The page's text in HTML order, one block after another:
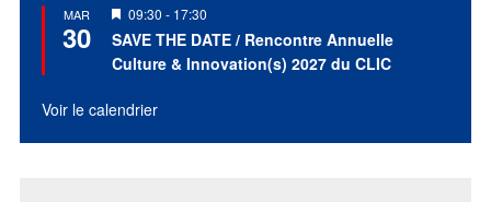
MAR
30
Mis
en
avant
09:30 - 17:30
SAVE THE DATE / Rencontre Annuelle
Culture & Innovation(s) 2027 du CLIC
Voir le calendrier